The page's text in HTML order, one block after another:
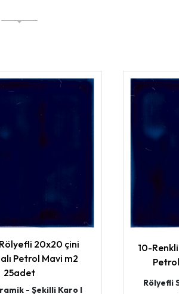
20x20 çini
Petrol Mavi m2
25adet
- Şekilli Karo I
10-
Rölyefli